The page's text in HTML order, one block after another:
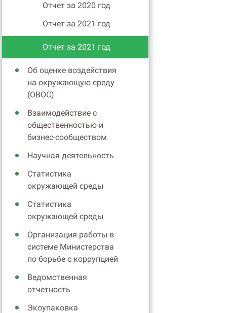
Отчет за 2020 год
Отчет за 2021 год
Отчет за 2021 год
Об оценке воздействия
на окружающую среду
(ОВОС)
Взаимодействие с
общественностью и
бизнес-сообществом
Научная деятельность
Статистика
окружающей среды
Статистика
окружающей среды
Организация работы в
системе Министерства
по борьбе с коррупцией
Ведомственная
отчетность
Экоупаковка